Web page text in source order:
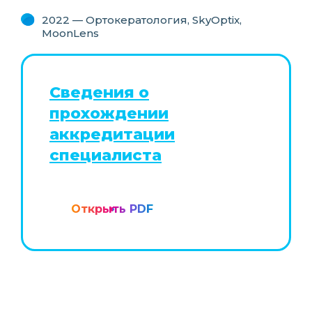
2022 — Ортокератология, SkyOptix,
MoonLens
Сведения о
прохождении
аккредитации
специалиста
Открыть PDF